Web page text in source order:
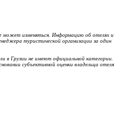
может изменяться. Информацию об отелях и
туристической организации за один
в Грузии не имеют официальной категории.
субъективной оценки владельца отеля